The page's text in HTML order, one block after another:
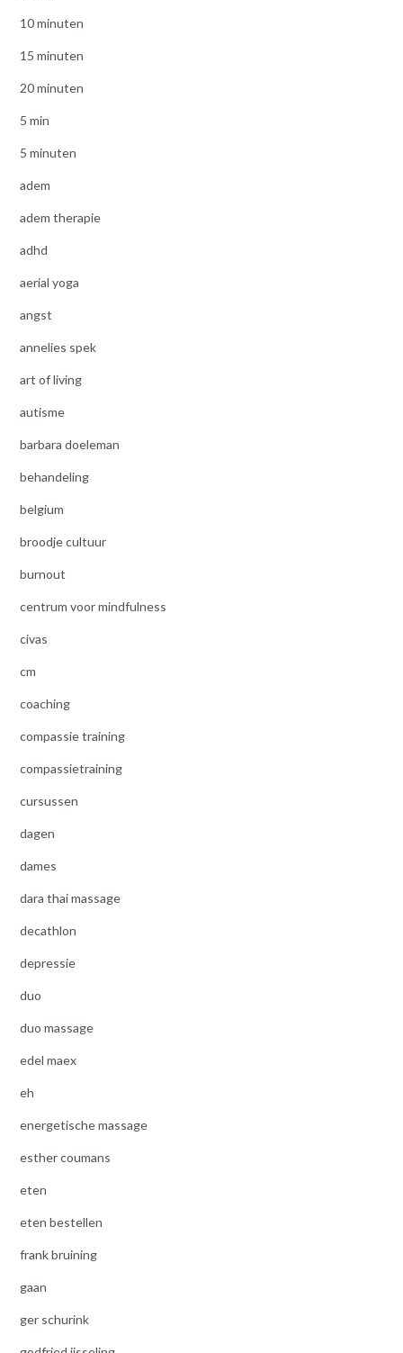
10 minuten
15 minuten
20 minuten
5 min
5 minuten
adem
adem therapie
adhd
aerial yoga
angst
annelies spek
art of living
autisme
barbara doeleman
behandeling
belgium
broodje cultuur
burnout
centrum voor mindfulness
civas
cm
coaching
compassie training
compassietraining
cursussen
dagen
dames
dara thai massage
decathlon
depressie
duo
duo massage
edel maex
eh
energetische massage
esther coumans
eten
eten bestellen
frank bruining
gaan
ger schurink